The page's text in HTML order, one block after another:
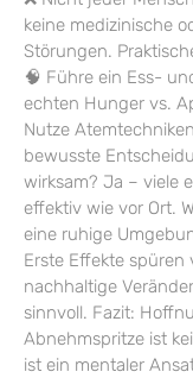
keine medizinische
Störungen.
🧠 Führe ein Ess-
echten Hunger vs.
Nutze
bewusste
wirksam? Ja – viele
effektiv wie vor Ort.
eine ruhige
Erste Effekte spüren
nachhaltige
sinnvoll. Fazit:
Abnehmspritze ist
ist ein mentaler